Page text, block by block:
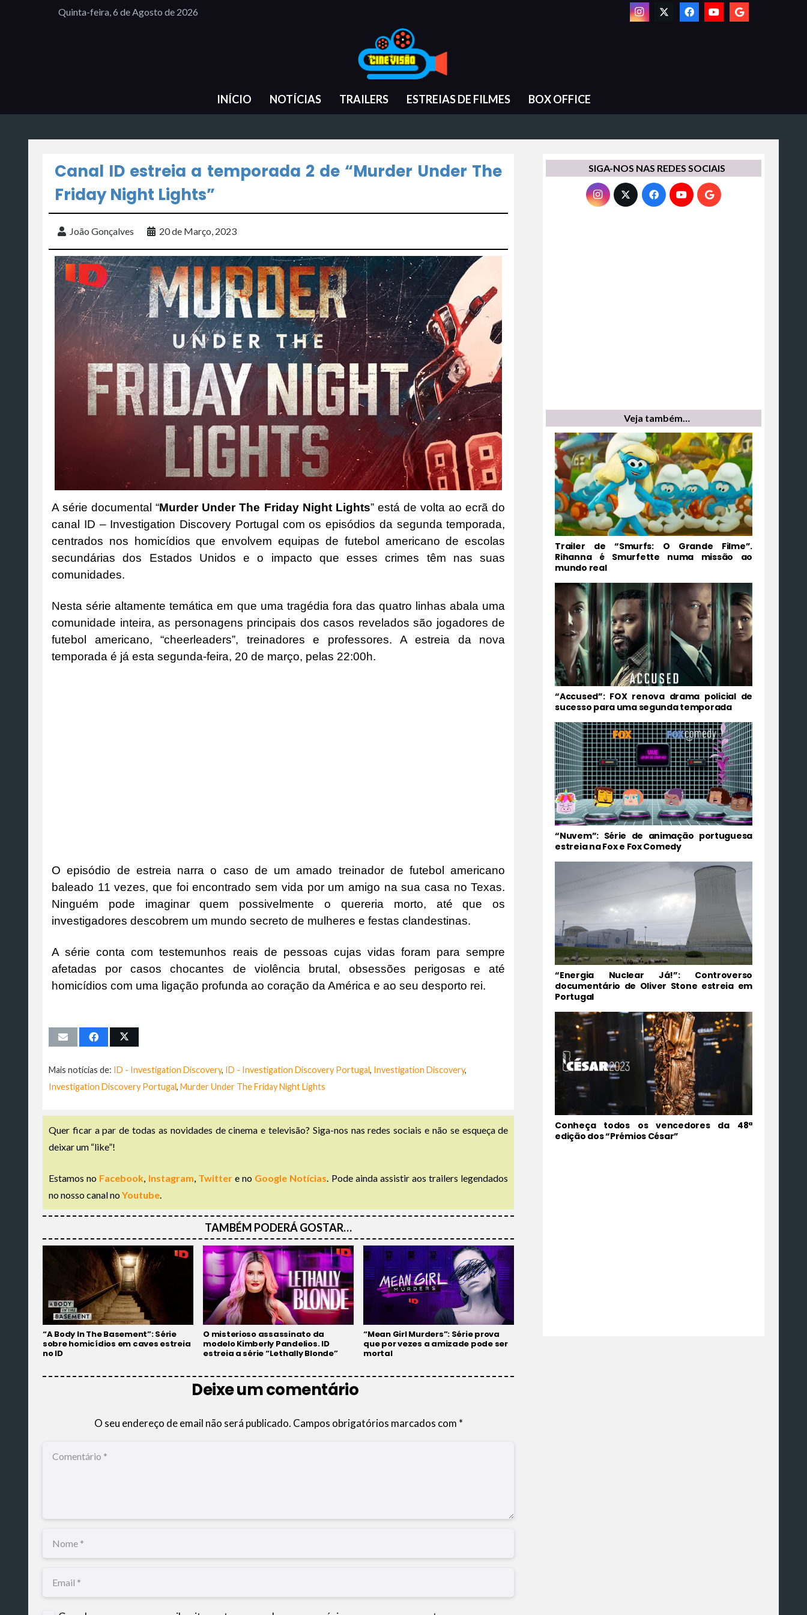
Quinta-feira, 6 de Agosto de 2026
INÍCIO NOTÍCIAS TRAILERS ESTREIAS DE FILMES BOX OFFICE
Canal ID estreia a temporada 2 de “Murder Under The
Friday Night Lights”
João Gonçalves 20 de Março, 2023
A série documental “Murder Under The Friday Night Lights” está de volta ao ecrã do
canal ID – Investigation Discovery Portugal com os episódios da segunda temporada,
centrados nos homicídios que envolvem equipas de futebol americano de escolas
secundárias dos Estados Unidos e o impacto que esses crimes têm nas suas
comunidades.
Nesta série altamente temática em que uma tragédia fora das quatro linhas abala uma
comunidade inteira, as personagens principais dos casos revelados são jogadores de
futebol americano, “cheerleaders”, treinadores e professores. A estreia da nova
temporada é já esta segunda-feira, 20 de março, pelas 22:00h.
O episódio de estreia narra o caso de um amado treinador de futebol americano
baleado 11 vezes, que foi encontrado sem vida por um amigo na sua casa no Texas.
Ninguém pode imaginar quem possivelmente o quereria morto, até que os
investigadores descobrem um mundo secreto de mulheres e festas clandestinas.
A série conta com testemunhos reais de pessoas cujas vidas foram para sempre
afetadas por casos chocantes de violência brutal, obsessões perigosas e até
homicídios com uma ligação profunda ao coração da América e ao seu desporto rei.
Mais notícias de: ID - Investigation Discovery, ID - Investigation Discovery Portugal, Investigation Discovery,
Investigation Discovery Portugal, Murder Under The Friday Night Lights
Quer ficar a par de todas as novidades de cinema e televisão? Siga-nos nas redes sociais e não se esqueça de
deixar um “like”!
Estamos no Facebook, Instagram, Twittere no Google Notícias. Pode ainda assistir aos trailers legendados
no nosso canal noYoutube.
TAMBÉM PODERÁ GOSTAR…
“A Body In The Basement”: Série
sobre homicídios em caves estreia
no ID
O misterioso assassinato da
modelo Kimberly Pandelios. ID
estreia a série “Lethally Blonde”
“Mean Girl Murders”: Série prova
que por vezes a amizade pode ser
mortal
Deixe um comentário
O seu endereço de email não será publicado. Campos obrigatórios marcados com *
SIGA-NOS NAS REDES SOCIAIS
Veja também…
Trailer de “Smurfs: O Grande Filme”.
Rihanna é Smurfette numa missão ao
mundo real
“Accused”: FOX renova drama policial de
sucesso para uma segunda temporada
“Nuvem”: Série de animação portuguesa
estreia na Fox e Fox Comedy
“Energia Nuclear Já!”: Controverso
documentário de Oliver Stone estreia em
Portugal
Conheça todos os vencedores da 48ª
edição dos “Prémios César”